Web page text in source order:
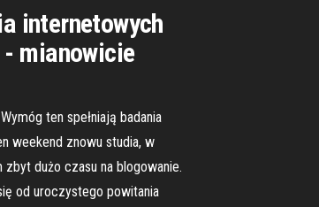
internetowych
- mianowicie
ten spełniają badania
weekend znowu studia, w
zbyt dużo czasu na blogowanie.
od uroczystego powitania